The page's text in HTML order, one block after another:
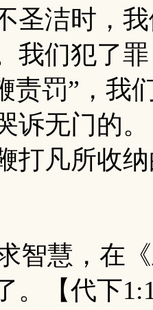
圣洁时，
我们犯了
责罚”，我
诉无门的
打凡所收
慧，在《
。【代下